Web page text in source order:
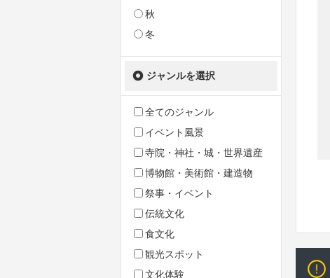
秋
冬
ジャンルを選択
全てのジャンル
イベント風景
寺院・神社・城・世界遺産
博物館・美術館・建造物
祭事・イベント
伝統文化
食文化
観光スポット
文化体験